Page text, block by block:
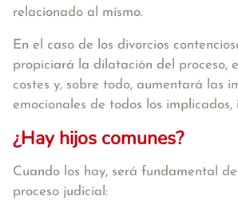
relacionado al mismo.
En el caso de los divorcios
propiciará la dilatación del proceso,
costes y, sobre todo, aumentará las
emocionales de todos los implicados,
¿Hay hijos comunes?
Cuando los hay, será fundamental
proceso judicial: